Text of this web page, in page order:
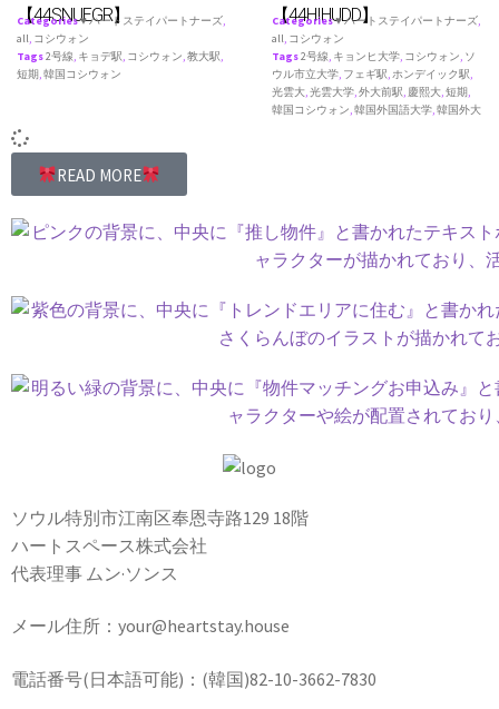
【44SNUEGR】
Categories♥ ハートステイパートナーズ,
all, コシウォン
Tags2号線, キョデ駅, コシウォン,教大駅,
短期,韓国コシウォン
【44HIHUDD】
Categories♥ ハートステイパートナーズ,
all, コシウォン
Tags2号線, キョンヒ大学, コシウォン, ソ
ウル市立大学, フェギ駅,ホンデイック駅,
光雲大,光雲大学,外大前駅, 慶熙大,短期,
韓国コシウォン,韓国外国語大学,韓国外大
READ MORE
ソウル特別市江南区奉恩寺路129 18階
ハートスペース株式会社
代表理事 ムン·ソンス
メール住所：your@heartstay.house
電話番号(日本語可能)：(韓国)82-10-3662-7830